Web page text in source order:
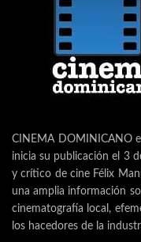
CINEMA DOMINICANO
inicia su publicación el 3
y crítico de cine Félix
una amplia información
cinematografía local,
los hacedores de la